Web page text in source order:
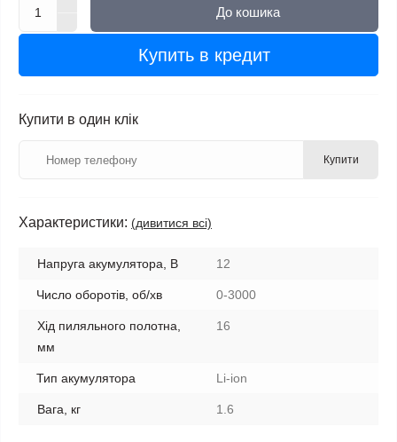
До кошика
Купить в кредит
Купити в один клік
Купити
Характеристики: (дивитися всі)
Напруга акумулятора, В 12
Число оборотів, об/хв 0-3000
Хід пиляльного полотна,
мм
16
Тип акумулятора Li-ion
Вага, кг 1.6